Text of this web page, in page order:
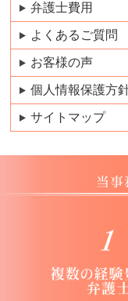
弁護士費用
よくあるご質問
お客様の声
個人情報保護方
サイトマップ